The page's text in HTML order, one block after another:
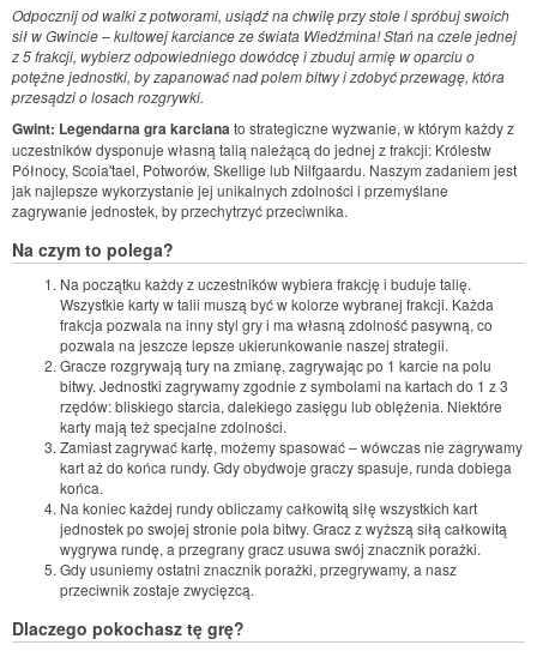
Odpocznij od walki z potworami, usiądź na chwilę przy stole i spróbuj swoich
sił w Gwincie – kultowej karciance ze świata Wiedźmina! Stań na czele jednej
z 5 frakcji, wybierz odpowiedniego dowódcę i zbuduj armię w oparciu o
potężne jednostki, by zapanować nad polem bitwy i zdobyć przewagę, która
przesądzi o losach rozgrywki.
Gwint: Legendarna gra karciana to strategiczne wyzwanie, w którym każdy z
uczestników dysponuje własną talią należącą do jednej z frakcji: Królestw
Północy, Scoia'tael, Potworów, Skellige lub Nilfgaardu. Naszym zadaniem jest
jak najlepsze wykorzystanie jej unikalnych zdolności i przemyślane
zagrywanie jednostek, by przechytrzyć przeciwnika.
Na czym to polega?
Na początku każdy z uczestników wybiera frakcję i buduje talię.
Wszystkie karty w talii muszą być w kolorze wybranej frakcji. Każda
frakcja pozwala na inny styl gry i ma własną zdolność pasywną, co
pozwala na jeszcze lepsze ukierunkowanie naszej strategii.
Gracze rozgrywają tury na zmianę, zagrywając po 1 karcie na polu
bitwy. Jednostki zagrywamy zgodnie z symbolami na kartach do 1 z 3
rzędów: bliskiego starcia, dalekiego zasięgu lub oblężenia. Niektóre
karty mają też specjalne zdolności.
Zamiast zagrywać kartę, możemy spasować – wówczas nie zagrywamy
kart aż do końca rundy. Gdy obydwoje graczy spasuje, runda dobiega
końca.
Na koniec każdej rundy obliczamy całkowitą siłę wszystkich kart
jednostek po swojej stronie pola bitwy. Gracz z wyższą siłą całkowitą
wygrywa rundę, a przegrany gracz usuwa swój znacznik porażki.
Gdy usuniemy ostatni znacznik porażki, przegrywamy, a nasz
przeciwnik zostaje zwycięzcą.
Dlaczego pokochasz tę grę?